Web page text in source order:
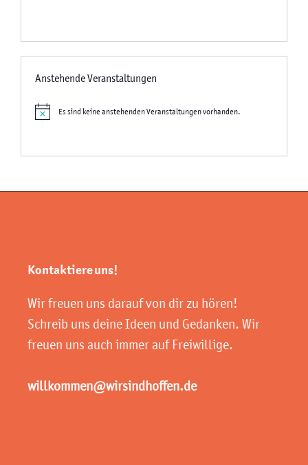
Anstehende Veranstaltungen
HinweisEs sind keine anstehenden Veranstaltungen vorhanden.
Kontaktiere uns!
Wir freuen uns darauf von dir zu hören!
Schreib uns deine Ideen und Gedanken. Wir
freuen uns auch immer auf Freiwillige.
willkommen@wirsindhoffen.de